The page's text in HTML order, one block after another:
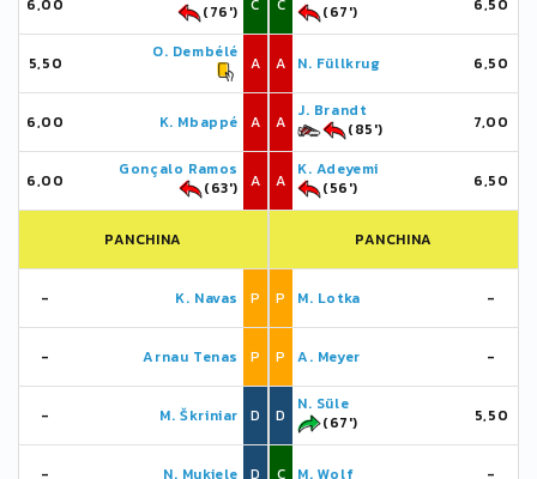
6,00
(76')
C
5,50
O. Dembélé
A
6,00 K. Mbappé A
6,00
Gonçalo Ramos
(63')
A
PANCHINA
- K. Navas P
- Arnau Tenas P
- M. Škriniar D
- N. Mukiele D
C
(67')
6,50
A N. Füllkrug 6,50
A
J. Brandt
(85')
7,00
A
K. Adeyemi
(56')
6,50
PANCHINA
P M. Lotka -
P A. Meyer -
D
N. Süle
(67')
5,50
C M. Wolf -